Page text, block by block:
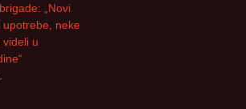
„Novi
neke
u